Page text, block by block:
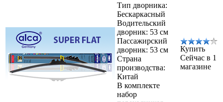
Тип дворника:
Бескаркасный
Водительский
дворник: 53 см
Пассажирский
дворник: 53 см
Страна
производства:
Китай
В комплекте
набор
Купить
Сейчас в 1
магазине